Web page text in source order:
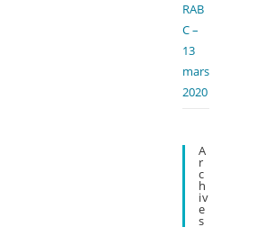
RAB
C –
13
mars
2020
A
R
C
H
Iv
E
S